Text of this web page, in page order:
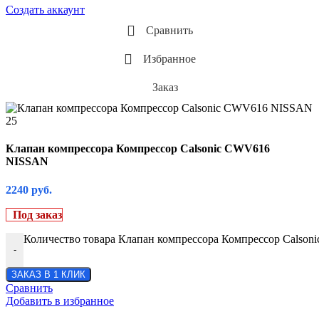
Кронштейны компрессора на Тракторы ВТ
Кронштейны компрессора на Тракторы МТЗ
Кронштейны компрессора на Тракторы ХТЗ
Кронштейны МАЗ
Кронштейны ПАЗ
Кронштейны УАЗ
Создать аккаунт
Сравнить
Избранное
Заказ
Клапан компрессора Компрессор Calsonic CWV616
NISSAN
2240 руб.
Под заказ
-
Количество товара Клапан компрессора Компрессор
ЗАКАЗ В 1 КЛИК
Сравнить
Добавить в избранное